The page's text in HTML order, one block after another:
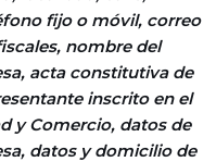
fijo o móvil, correo
nombre del
acta constitutiva de
inscrito en el
y Comercio, datos de
datos y domicilio de